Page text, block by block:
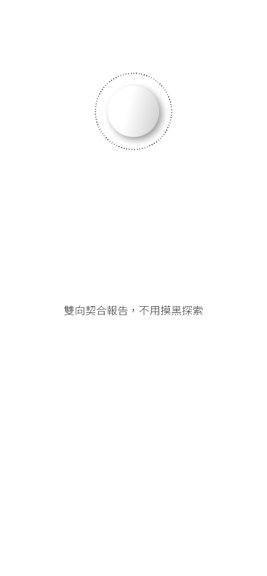
雙向契合報告，不用摸黑探索